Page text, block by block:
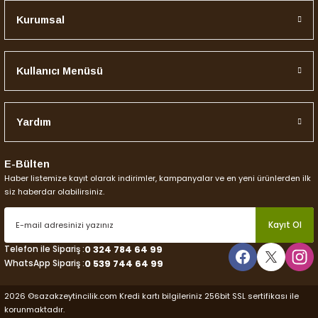
Kurumsal
Kullanıcı Menüsü
Yardım
E-Bülten
Haber listemize kayıt olarak indirimler, kampanyalar ve en yeni ürünlerden ilk
siz haberdar olabilirsiniz.
Kayıt Ol
Telefon ile Sipariş :0 324 784 64 99
WhatsApp Sipariş :0 539 744 64 99
2026 ©sazakzeytincilik.com Kredi kartı bilgileriniz 256bit SSL sertifikası ile
korunmaktadır.